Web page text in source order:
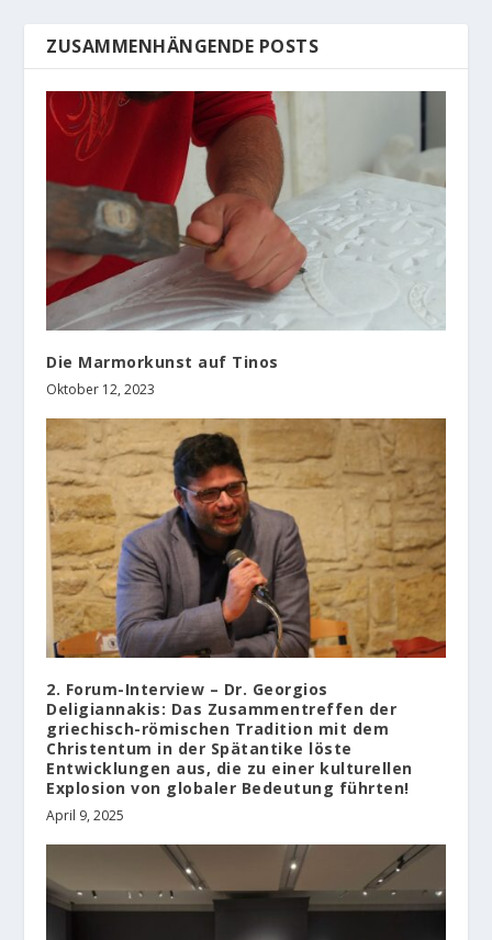
ZUSAMMENHÄNGENDE POSTS
Die Marmorkunst auf Tinos
Oktober 12, 2023
2. Forum-Interview – Dr. Georgios
Deligiannakis: Das Zusammentreffen der
griechisch-römischen Tradition mit dem
Christentum in der Spätantike löste
Entwicklungen aus, die zu einer kulturellen
Explosion von globaler Bedeutung führten!
April 9, 2025